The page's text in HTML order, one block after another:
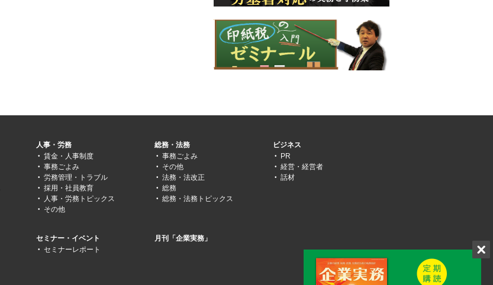
人事・労務
賃金・人事制度
事務ごよみ
労務管理・トラブル
採用・社員教育
人事・労務トピックス
その他
総務・法務
事務ごよみ
その他
法務・法改正
総務
総務・法務トピックス
ビジネス
PR
経営・経営者
話材
セミナー・イベント
セミナーレポート
月刊「企業実務」